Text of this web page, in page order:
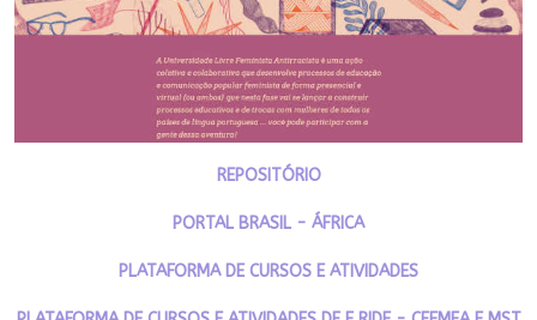
REPOSITÓRIO
PORTAL BRASIL - ÁFRICA
PLATAFORMA DE CURSOS E ATIVIDADES